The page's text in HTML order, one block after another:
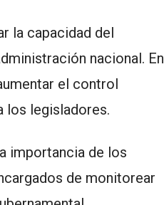
la capacidad del
nacional. En
el control
los legisladores.
importancia de los
de monitorear